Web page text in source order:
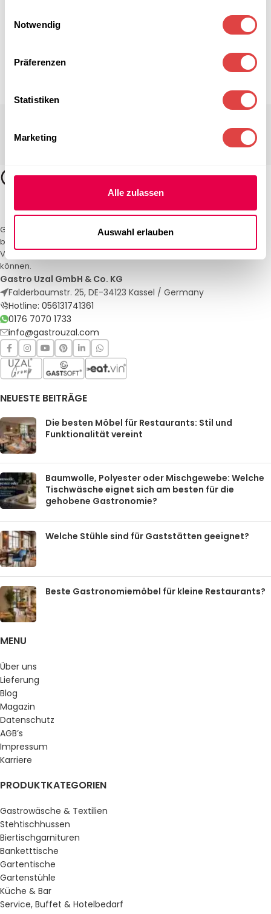
Notwendig
Präferenzen
Statistiken
Marketing
Alle zulassen
Auswahl erlauben
Gastro Uzal – Ihr Spezialist für Gastronomiemöbel und -textilien. Wir
bieten maßgeschneiderte Lösungen für Restaurants, Hotels und
Veranstaltungen. Qualität und Service, auf die Sie sich verlassen
können.
Gastro Uzal GmbH & Co. KG
Falderbaumstr. 25, DE-34123 Kassel / Germany
Hotline: 056131741361
0176 7070 1733
info@gastrouzal.com
NEUESTE BEITRÄGE
Die besten Möbel für Restaurants: Stil und
Funktionalität vereint
Baumwolle, Polyester oder Mischgewebe: Welche
Tischwäsche eignet sich am besten für die
gehobene Gastronomie?
Welche Stühle sind für Gaststätten geeignet?
Beste Gastronomiemöbel für kleine Restaurants?
MENU
Über uns
Lieferung
Blog
Magazin
Datenschutz
AGB’s
Impressum
Karriere
PRODUKTKATEGORIEN
Gastrowäsche & Textilien
Stehtischhussen
Biertischgarnituren
Banketttische
Gartentische
Gartenstühle
Küche & Bar
Service, Buffet & Hotelbedarf